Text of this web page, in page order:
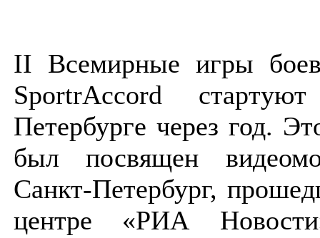
II Всемирные игры
SportrAccord
Петербурге через год.
был посвящен
Санкт-Петербург,
центре «РИА